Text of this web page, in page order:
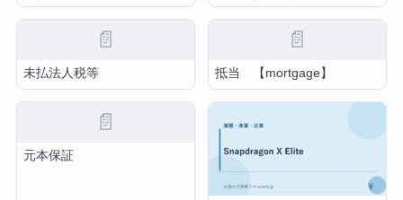
📄
未払法人税等
📄
抵当 【mortgage】
📄
元本保証